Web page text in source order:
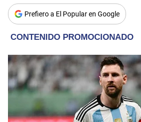
Prefiero a El Popular en Google